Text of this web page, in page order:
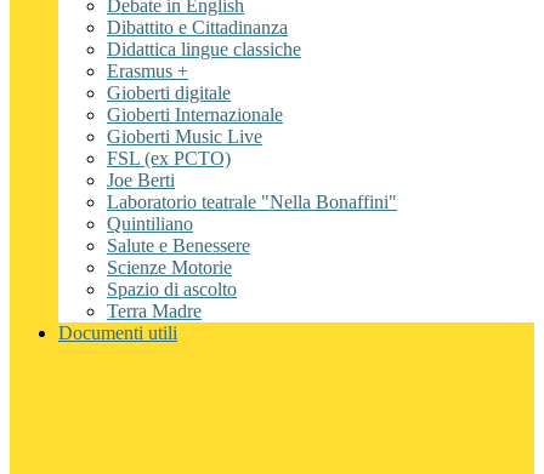
Debate in English
Dibattito e Cittadinanza
Didattica lingue classiche
Erasmus +
Gioberti digitale
Gioberti Internazionale
Gioberti Music Live
FSL (ex PCTO)
Joe Berti
Laboratorio teatrale "Nella Bonaffini"
Quintiliano
Salute e Benessere
Scienze Motorie
Spazio di ascolto
Terra Madre
Documenti utili